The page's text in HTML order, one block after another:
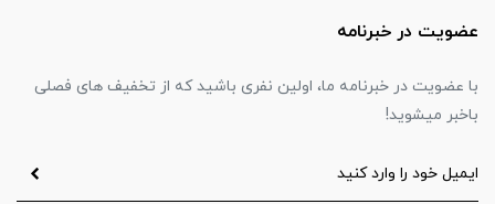
عضویت در خبرنامه
با عضویت در خبرنامه ما، اولین نفری باشید که از تخفیف های فصلی
باخبر میشوید!